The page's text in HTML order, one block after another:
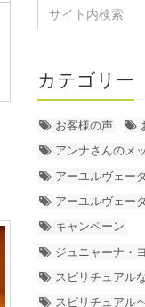
カテゴリー
お客様の声
アンナさんのメ
アーユルヴェー
アーユルヴェー
キャンペーン
ジュニャーナ・
スピリチュアル
スピリチュアル